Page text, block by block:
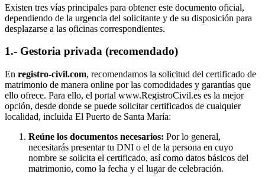
Existen tres vías principales para obtener este documento oficial,
dependiendo de la urgencia del solicitante y de su disposición para
desplazarse a las oficinas correspondientes.
1.- Gestoria privada (recomendado)
En registro-civil.com, recomendamos la solicitud del certificado de
matrimonio de manera online por las comodidades y garantías que
ello ofrece. Para ello, el portal www.RegistroCivil.es es la mejor
opción, desde donde se puede solicitar certificados de cualquier
localidad, incluida El Puerto de Santa María:
Reúne los documentos necesarios: Por lo general,
necesitarás presentar tu DNI o el de la persona en cuyo
nombre se solicita el certificado, así como datos básicos del
matrimonio, como la fecha y el lugar de celebración.